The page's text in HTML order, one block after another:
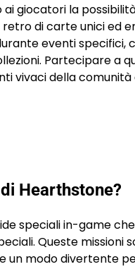
ai giocatori la
di carte unici ed
eventi specifici,
Partecipare a
vivaci della comunità
Hearthstone?
speciali in-game
Queste
modo divertente